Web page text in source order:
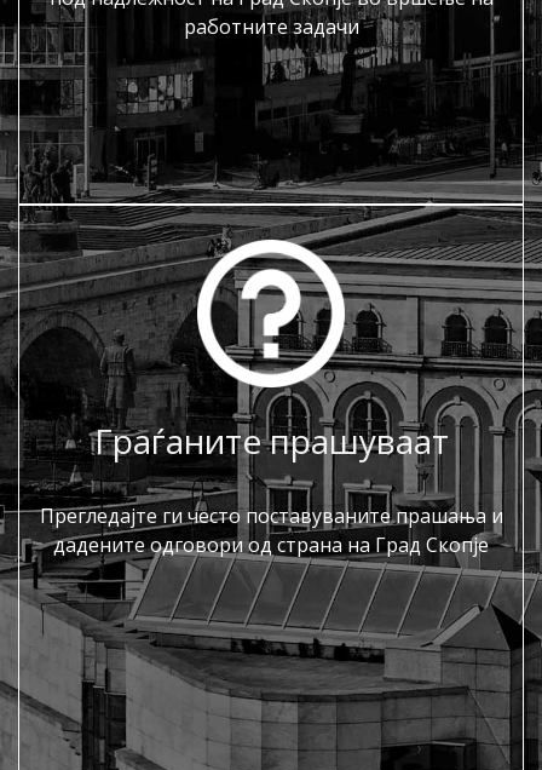
работните задачи
Граѓаните прашуваат
Прегледајте ги често поставуваните прашања и
дадените одговори од страна на Град Скопје